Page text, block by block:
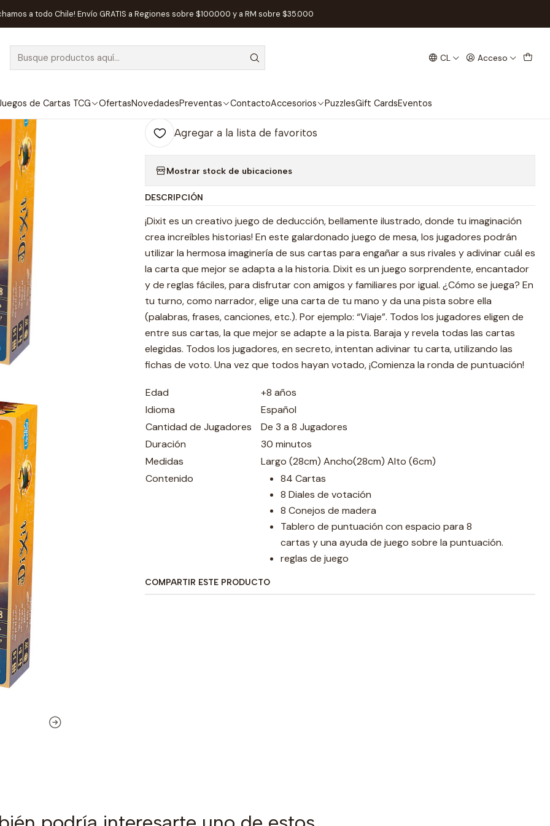
CL Acceso
de Cartas TCG OfertasNovedadesPreventas ContactoAccesorios PuzzlesGift CardsEventos
a todo Chile! Envío GRATIS a Regiones sobre $100.000 y a RM sobre $35.000
Juegos de Mesa Familiares Dixit (Nueva Versión) - Español
Dixit (Nueva Versión) - Español
Cantidad
Agregar al Carro
Agregar a la lista de favoritos
Mostrar stock de ubicaciones
DESCRIPCIÓN
¡Dixit es un creativo juego de deducción, bellamente ilustrado, donde tu imaginación
crea increíbles historias! En este galardonado juego de mesa, los jugadores podrán
utilizar la hermosa imaginería de sus cartas para engañar a sus rivales y adivinar cuál es
la carta que mejor se adapta a la historia. Dixit es un juego sorprendente, encantador
y de reglas fáciles, para disfrutar con amigos y familiares por igual. ¿Cómo se juega? En
tu turno, como narrador, elige una carta de tu mano y da una pista sobre ella
(palabras, frases, canciones, etc.). Por ejemplo: “Viaje”. Todos los jugadores eligen de
entre sus cartas, la que mejor se adapte a la pista. Baraja y revela todas las cartas
elegidas. Todos los jugadores, en secreto, intentan adivinar tu carta, utilizando las
fichas de voto. Una vez que todos hayan votado, ¡Comienza la ronda de puntuación!
Edad
+8 años
Idioma
Español
Cantidad de Jugadores
De 3 a 8 Jugadores
Duración
30 minutos
Medidas
Largo (28cm) Ancho(28cm) Alto (6cm)
Contenido
84 Cartas
8 Diales de votación
8 Conejos de madera
Tablero de puntuación con espacio para 8
cartas y una ayuda de juego sobre la puntuación.
reglas de juego
COMPARTIR ESTE PRODUCTO